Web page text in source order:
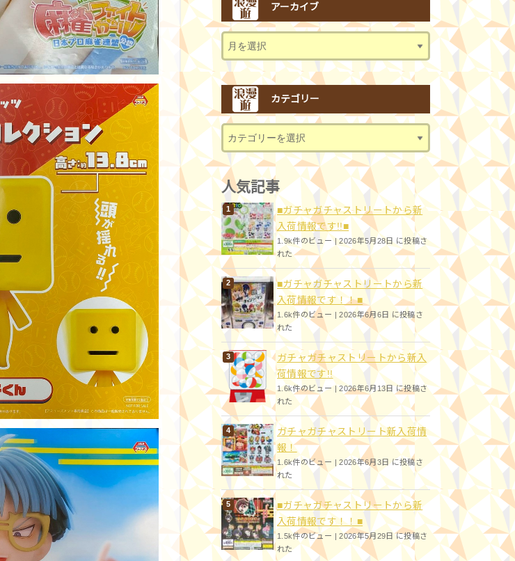
アーカイブ
カテゴリー
人気記事
■ガチャガチャストリートから新
入荷情報です!!■
1.9k件のビュー|2026年5月28日 に投稿さ
れた
■ガチャガチャストリートから新
入荷情報です！！■
1.6k件のビュー |2026年6月6日 に投稿さ
れた
ガチャガチャストリートから新入
荷情報です!!
1.6k件のビュー|2026年6月13日 に投稿さ
れた
ガチャガチャストリート新入荷情
報！
1.6k件のビュー |2026年6月3日 に投稿さ
れた
■ガチャガチャストリートから新
入荷情報です！！■
1.5k件のビュー |2026年5月29日 に投稿さ
れた